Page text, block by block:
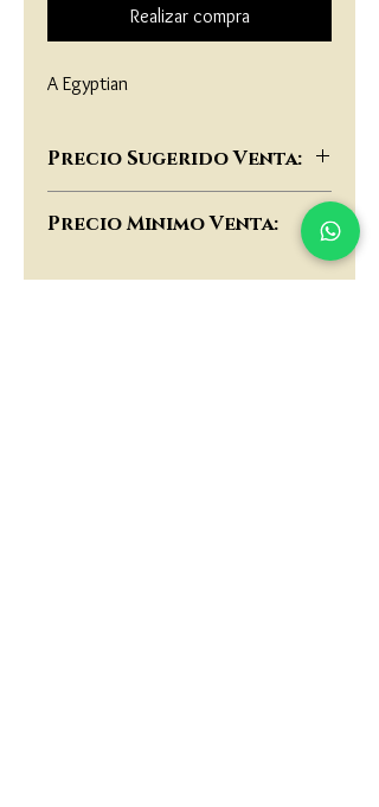
Realizar compra
A Egyptian
Precio Sugerido Venta:
Precio Minimo Venta: